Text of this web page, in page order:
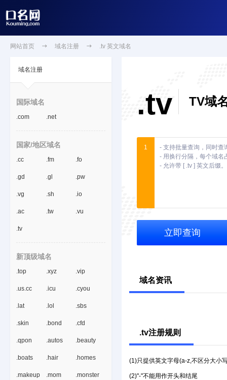
网站首页  域名注册  .tv 英文域名
域名注册
国际域名
.com .net
国家/地区域名
.cc .fm .fo
.gd .gl .pw
.vg .sh .io
.ac .tw .vu
.tv
新顶级域名
.top .xyz .vip
.us.cc .icu .cyou
.lat .lol .sbs
.skin .bond .cfd
.qpon .autos .beauty
.boats .hair .homes
.makeup .mom .monster
.tv TV域
1
立即查询
域名资讯
.tv注册规则
(1)只提供英文字母(a-z,不区分大小
(2)"-"不能用作开头和结尾